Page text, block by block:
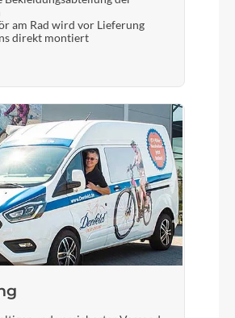
Schalthebel
Altus SL-M315 rapidfire plus
Bremshebel
TEKTRO
Steuersatz
FSA no.11N
Sattel
sportive Comfort
am Rad wird vor Lieferung
direkt montiert